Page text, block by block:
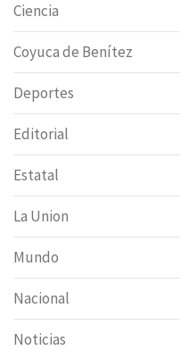
Ciencia
Coyuca de Benítez
Deportes
Editorial
Estatal
La Union
Mundo
Nacional
Noticias